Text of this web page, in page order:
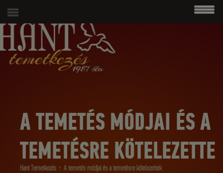
06 (1) 215 4938
A TEMETÉS MÓDJAI ÉS A
TEMETÉSRE
Hant Temetkezés A temetés módjai és a temetésre kötelezettek